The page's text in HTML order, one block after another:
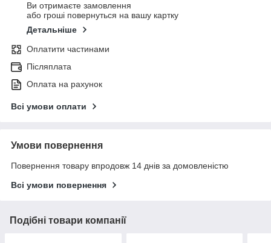
Ви отримаєте замовлення
або гроші повернуться на вашу картку
Детальніше
Оплатити частинами
Післяплата
Оплата на рахунок
Всі умови оплати
Умови повернення
Повернення товару впродовж 14 днів за домовленістю
Всі умови повернення
Подібні товари компанії